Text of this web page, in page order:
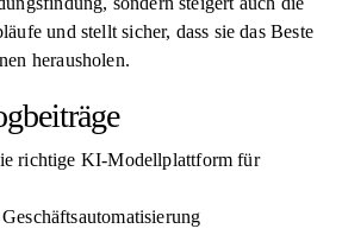
und stellt sicher, dass sie das Beste
herausholen.
richtige KI-Modellplattform für